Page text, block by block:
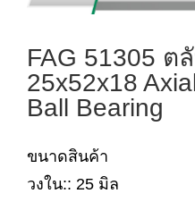
FAG 51305
25x52x18
Ball Bearing
ขนาดสินค้า
วงใน:: 25 มิล